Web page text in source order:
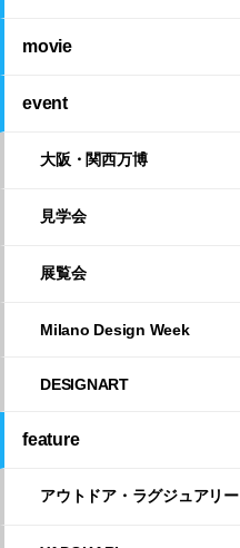
movie
event
大阪・関西万博
見学会
展覧会
Milano Design Week
DESIGNART
feature
アウトドア・ラグジュアリー